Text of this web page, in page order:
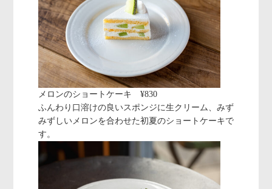
メロンのショートケーキ ¥830
ふんわり口溶けの良いスポンジに生クリーム、みず
みずしいメロンを合わせた初夏のショートケーキで
す。